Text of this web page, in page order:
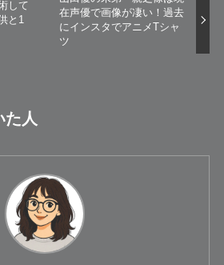
して
と1
在声優で画像が凄い！過去
にインスタでアニメTシャ
ツ
た人